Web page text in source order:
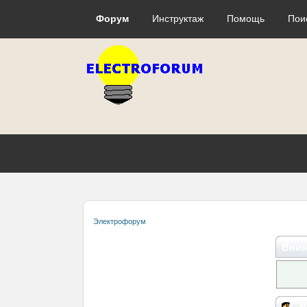
Форум Инструктаж Помощь
Электрофорум